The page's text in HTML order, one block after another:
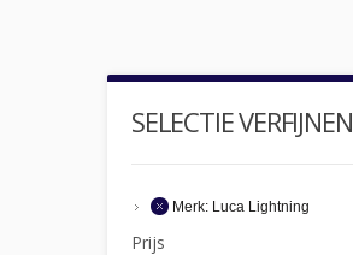
SELECTIE VERFIJNEN
Merk: Luca Lightning
Prijs